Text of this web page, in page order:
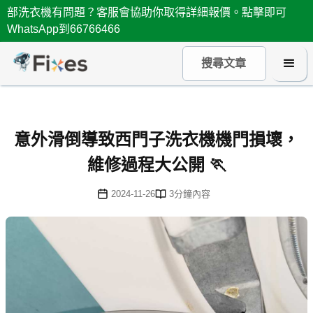
部洗衣機有問題？客服會協助你取得詳細報價。點擊即可
WhatsApp到66766466
意外滑倒導致西門子洗衣機機門損壞，
維修過程大公開 🏃
2024-11-26 3分鐘內容